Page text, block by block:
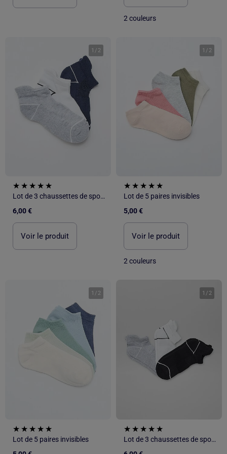
2 couleurs
1 / 2
Lot de 3 chaussettes de sport invisibles
6,00 €
Voir le produit
1 / 2
Lot de 5 paires invisibles
5,00 €
Voir le produit
2 couleurs
1 / 2
Lot de 5 paires invisibles
1 / 2
Lot de 3 chaussettes de sport invisibles